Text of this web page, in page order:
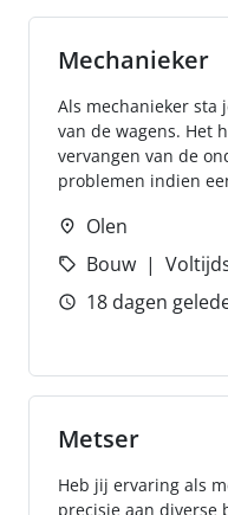
Mechanieker
Als mechanieker sta
van de wagens. Het
vervangen van de
problemen indien
Olen
Bouw
18 dagen
Metser
Heb jij ervaring als
precisie aan diverse